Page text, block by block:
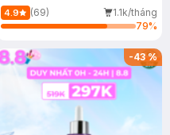
(Mới)
4.9 (69)
1.1k/tháng
79%
-43%